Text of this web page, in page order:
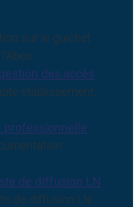
sur le guichet
des accès
établissement,
professionnelle
de diffusion LN
de diffusion LN